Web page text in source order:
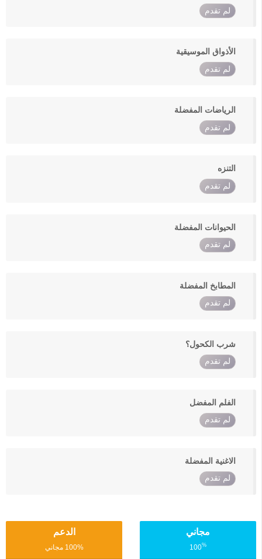
لم تقدم
الأذواق الموسيقية
لم تقدم
الرياضات المفضلة
لم تقدم
التنزه
لم تقدم
الحيوانات المفضلة
لم تقدم
المطابخ المفضلة
لم تقدم
شرب الكحول؟
لم تقدم
الفلم المفضل
لم تقدم
الاغنية المفضلة
لم تقدم
مجاني
100%
الدعم
100% مجاني